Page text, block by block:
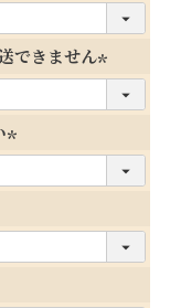
できません
必
必